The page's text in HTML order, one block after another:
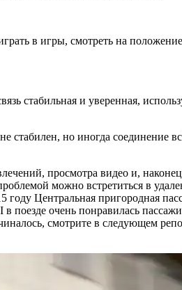
в игры, смотреть на
стабильная и уверенная,
стабилен, но иногда
просмотра видео и,
можно встретиться в
году Центральная пригородная
очень понравилась
смотрите в следующем